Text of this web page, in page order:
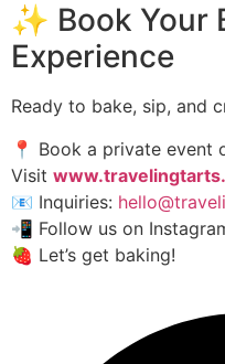
✨ Book Your
Experience
Ready to bake, sip, and
📍 Book a private event
Visit
📧 Inquiries:
📲 Follow us on
🍓 Let’s get baking!